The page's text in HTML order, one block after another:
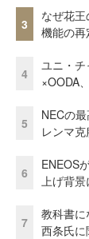
3
なぜ花
機能の
4
ユニ・
×OODA
5
NECの
レンマ
6
ENEOS
上げ背
7
教科書に
西条氏